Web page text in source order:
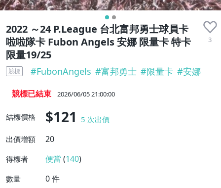
2022 ～24 P.League 台北富邦勇士球員卡
啦啦隊卡 Fubon Angels 安娜 限量卡 特卡
限量19/25
3
競標 #FubonAngels #富邦勇士 #限量卡 #安娜
競標已結束 2026/06/05 21:00:00
結標價格 $121 5 次出價
出價增額
20
得標者 便當 (140)
數量 0件